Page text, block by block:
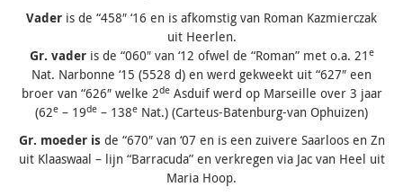
Vader is de “458″ ‘16 en is afkomstig van Roman Kazmierczak
uit Heerlen.
Gr. vaderis de “060″ van ‘12 ofwel de “Roman” met o.a. 21 e
Nat. Narbonne ‘15 (5528 d) en werd gekweekt uit “627″ een
broer van “626″ welke 2deAsduif werd op Marseille over 3 jaar
(62e – 19de – 138e Nat.) (Carteus-Batenburg-van Ophuizen)
Gr. moeder is de “670″ van ‘07 en is een zuivere Saarloos en Zn
uit Klaaswaal – lijn “Barracuda” en verkregen via Jac van Heel uit
Maria Hoop.